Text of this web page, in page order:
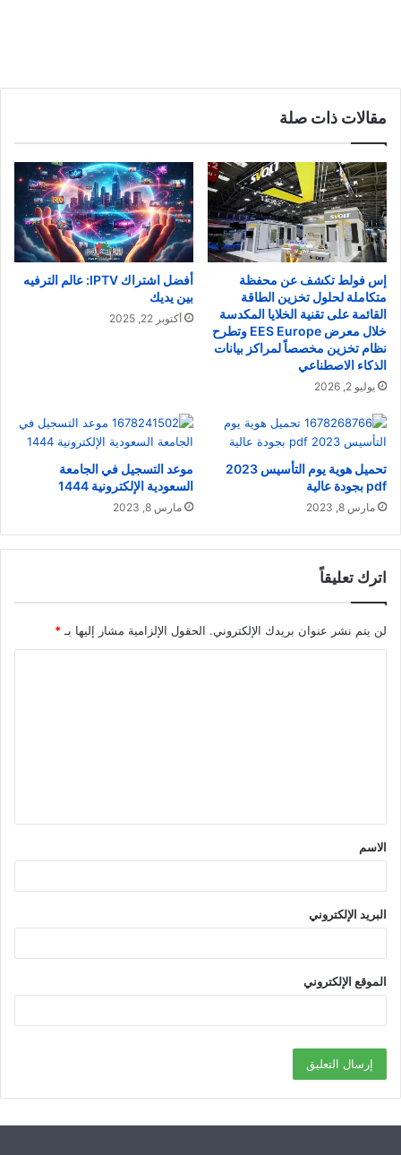
مقالات ذات صلة
إس فولط تكشف عن محفظة
متكاملة لحلول تخزين الطاقة
القائمة على تقنية الخلايا المكدسة
خلال معرض EES Europe وتطرح
نظام تخزين مخصصاً لمراكز بيانات
الذكاء الاصطناعي
يوليو 2, 2026
أفضل اشتراك IPTV: عالم الترفيه
بين يديك
أكتوبر 22, 2025
تحميل هوية يوم التأسيس 2023
pdf بجودة عالية
مارس 8, 2023
موعد التسجيل في الجامعة
السعودية الإلكترونية 1444
مارس 8, 2023
اترك تعليقاً
لن يتم نشر عنوان بريدك الإلكتروني. الحقول الإلزامية مشار إليها بـ*
ق
*
الاسم
البريد الإلكتروني
الموقع الإلكتروني